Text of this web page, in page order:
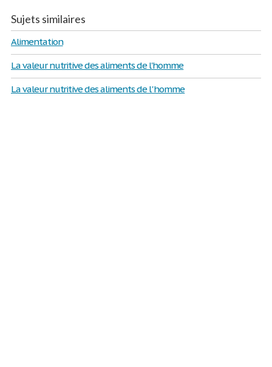
Sujets similaires
Alimentation
La valeur nutritive des aliments de l'homme
La valeur nutritive des aliments de l 'homme